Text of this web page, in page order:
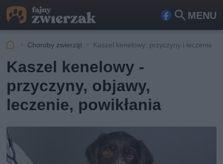
MENU
Fa
ook
Szu
Choroby zwierząt Kaszel kenelowy: przyczyny i leczenie
Kaszel kenelowy -
przyczyny, objawy,
leczenie, powikłania